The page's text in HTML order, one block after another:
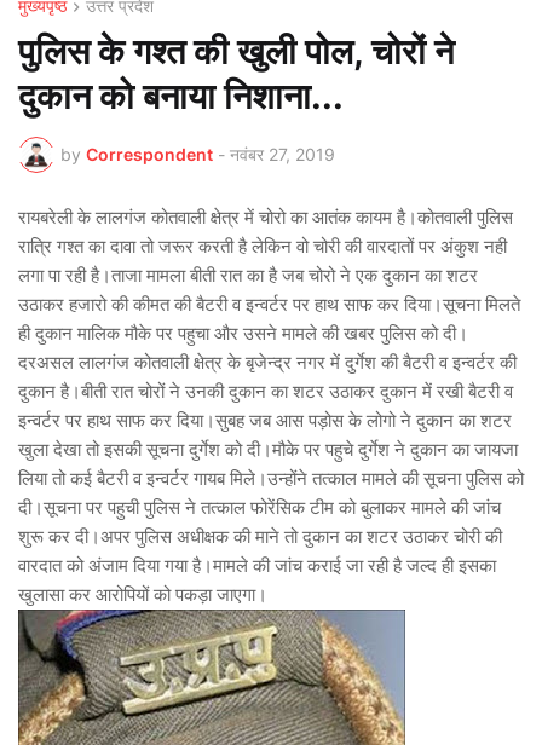
मुख्यपृष्ठ उत्तर प्रदेश
पुलिस के गश्त की खुली पोल, चोरों ने
दुकान को बनाया निशाना...
by Correspondent - नवंबर 27, 2019
रायबरेली के लालगंज कोतवाली क्षेत्र में चोरो का आतंक कायम है।कोतवाली पुलिस
रात्रि गश्त का दावा तो जरूर करती है लेकिन वो चोरी की वारदातों पर अंकुश नही
लगा पा रही है।ताजा मामला बीती रात का है जब चोरो ने एक दुकान का शटर
उठाकर हजारो की कीमत की बैटरी व इन्वर्टर पर हाथ साफ कर दिया।सूचना मिलते
ही दुकान मालिक मौके पर पहुचा और उसने मामले की खबर पुलिस को दी।
दरअसल लालगंज कोतवाली क्षेत्र के बृजेन्द्र नगर में दुर्गेश की बैटरी व इन्वर्टर की
दुकान है।बीती रात चोरों ने उनकी दुकान का शटर उठाकर दुकान में रखी बैटरी व
इन्वर्टर पर हाथ साफ कर दिया।सुबह जब आस पड़ोस के लोगो ने दुकान का शटर
खुला देखा तो इसकी सूचना दुर्गेश को दी।मौके पर पहुचे दुर्गेश ने दुकान का जायजा
लिया तो कई बैटरी व इन्वर्टर गायब मिले।उन्होंने तत्काल मामले की सूचना पुलिस को
दी।सूचना पर पहुची पुलिस ने तत्काल फोरेंसिक टीम को बुलाकर मामले की जांच
शुरू कर दी।अपर पुलिस अधीक्षक की माने तो दुकान का शटर उठाकर चोरी की
वारदात को अंजाम दिया गया है।मामले की जांच कराई जा रही है जल्द ही इसका
खुलासा कर आरोपियों को पकड़ा जाएगा।